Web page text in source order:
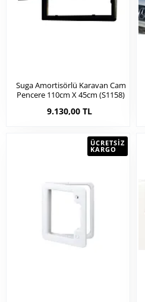
Suga Amortisörlü Karavan Cam
Pencere 110cm X 45cm (s1158)
9.130,00 TL
ÜCRETSIZ
KARGO